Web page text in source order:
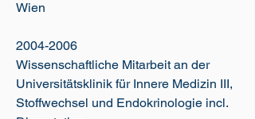
Wien
2004-2006
Wissenschaftliche Mitarbeit an der
Universitätsklinik für Innere Medizin III,
Stoffwechsel und Endokrinologie incl.